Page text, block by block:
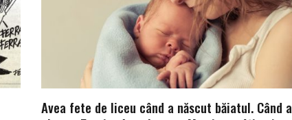
Avea fete de liceu când a născut băiatul. Când